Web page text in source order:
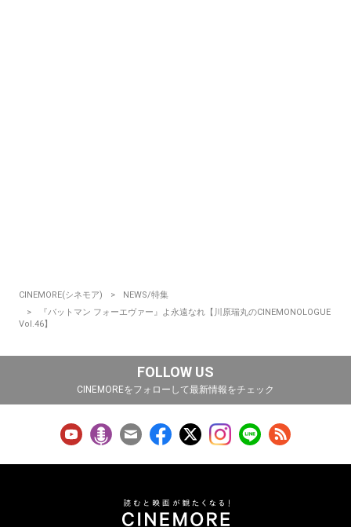
CINEMORE(シネモア)
NEWS/特集
『バットマン フォーエヴァー』よ永遠なれ【川原瑞丸のCINEMONOLOGUE
Vol.46】
FOLLOW US
CINEMOREをフォローして最新情報をチェック